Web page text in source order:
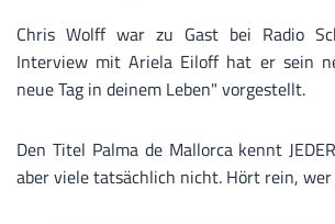
Chris Wolff war zu Gast bei Radio
Interview mit Ariela Eiloff hat er sein
neue Tag in deinem Leben" vorgestellt.
Den Titel Palma de Mallorca kennt
aber viele tatsächlich nicht. Hört rein,